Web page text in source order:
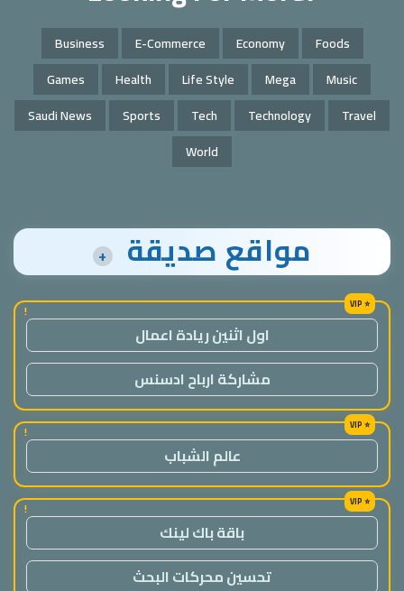
Business E-Commerce Economy
Foods
Games
Health Life Style Mega
Music
Saudi News
Sports Tech Technology
Travel
World
مواقع صديقة +
!
اول اثنين ريادة اعمال
مشاركة ارباح ادسنس
!
عالم الشباب
!
باقة باك لينك
تحسين محركات البحث